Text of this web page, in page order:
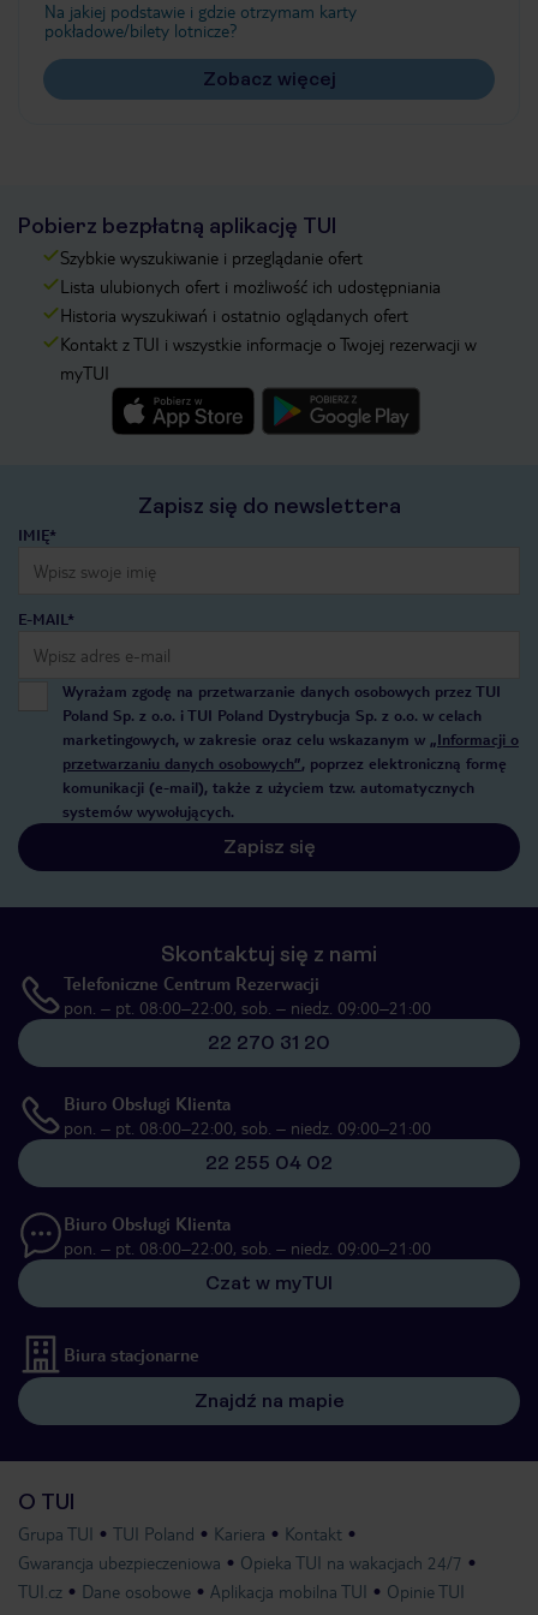
Na jakiej podstawie i gdzie otrzymam karty
pokładowe/bilety lotnicze?
Zobacz więcej
Pobierz bezpłatną aplikację TUI
Szybkie wyszukiwanie i przeglądanie ofert
Lista ulubionych ofert i możliwość ich udostępniania
Historia wyszukiwań i ostatnio oglądanych ofert
Kontakt z TUI i wszystkie informacje o Twojej rezerwacji w
myTUI
Zapisz się do newslettera
IMIĘ*
E-MAIL*
Wyrażam zgodę na przetwarzanie danych osobowych przez TUI
Poland Sp. z o.o. i TUI Poland Dystrybucja Sp. z o.o. w celach
marketingowych, w zakresie oraz celu wskazanym w „Informacji o
przetwarzaniu danych osobowych”, poprzez elektroniczną formę
komunikacji (e-mail), także z użyciem tzw. automatycznych
systemów wywołujących.
Zapisz się
Skontaktuj się z nami
Telefoniczne Centrum Rezerwacji
pon. – pt. 08:00–22:00, sob. – niedz. 09:00–21:00
22 270 31 20
Biuro Obsługi Klienta
pon. – pt. 08:00–22:00, sob. – niedz. 09:00–21:00
22 255 04 02
Biuro Obsługi Klienta
pon. – pt. 08:00–22:00, sob. – niedz. 09:00–21:00
Czat w myTUI
Biura stacjonarne
Znajdź na mapie
O TUI
Grupa TUI TUI Poland Kariera
Kontakt
Gwarancja ubezpieczeniowa
Opieka TUI na wakacjach 24/7
TUI.cz
Dane osobowe Aplikacja mobilna TUI Opinie TUI